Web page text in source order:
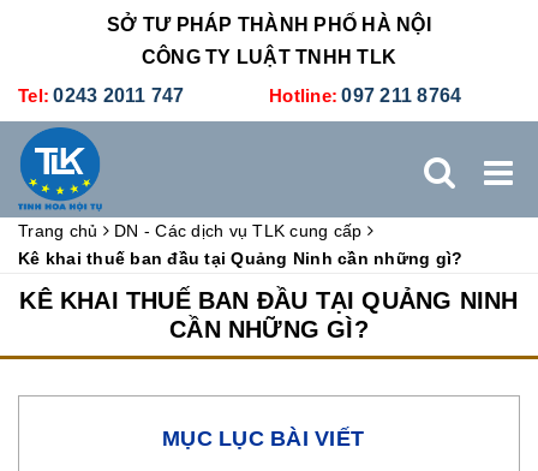
SỞ TƯ PHÁP THÀNH PHỐ HÀ NỘI
CÔNG TY LUẬT TNHH TLK
Tel: 0243 2011 747 Hotline: 097 211 8764
DỊCH VỤ KẾ TOÁN - THUẾ XÚC TIẾN THƯƠNG MẠI
BẢNG GIÁ ĐÀO TẠO TUYỂN DỤNG LIÊN HỆ
Trang chủ
DN - Các dịch vụ TLK cung cấp
Kê khai thuế ban đầu tại Quảng Ninh cần những gì?
KÊ KHAI THUẾ BAN ĐẦU TẠI QUẢNG NINH
CẦN NHỮNG GÌ?
MỤC LỤC BÀI VIẾT